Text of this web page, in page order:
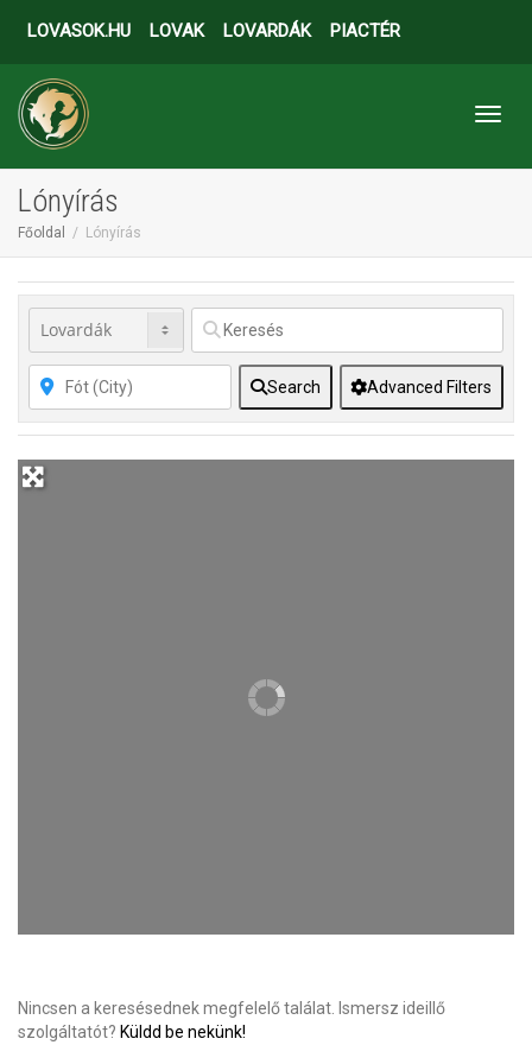
LOVASOK.HU LOVAK LOVARDÁK PIACTÉR
Lónyírás
Főoldal Lónyírás
Search Advanced Filters
Nincsen a keresésednek megfelelő találat. Ismersz ideillő
szolgáltatót? Küldd be nekünk!